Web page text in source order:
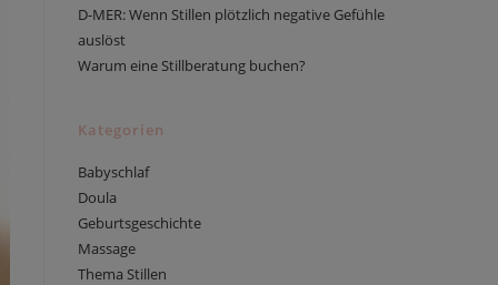
D-MER: Wenn Stillen plötzlich negative Gefühle
auslöst
Warum eine Stillberatung buchen?
Kategorien
Babyschlaf
Doula
Geburtsgeschichte
Massage
Thema Stillen